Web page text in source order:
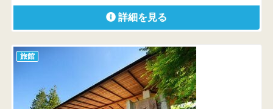
詳細を見る
旅館